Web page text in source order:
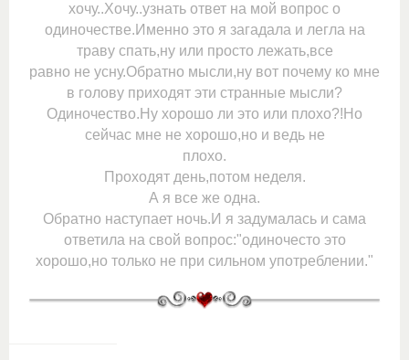
хочу..Хочу..узнать ответ на мой вопрос о
одиночестве.Именно это я загадала и легла на
траву спать,ну или просто лежать,все
равно не усну.Обратно мысли,ну вот почему ко мне
в голову приходят эти странные мысли?
Одиночество.Ну хорошо ли это или плохо?!Но
сейчас мне не хорошо,но и ведь не
плохо.
Проходят день,потом неделя.
А я все же одна.
Обратно наступает ночь.И я задумалась и сама
ответила на свой вопрос:"одиночесто это
хорошо,но только не при сильном употреблении."